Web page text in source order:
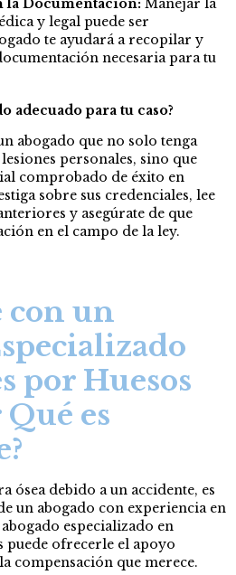
la Documentación: Manejar la
y legal puede ser
te ayudará a recopilar y
necesaria para tu
adecuado para tu caso?
abogado que no solo tenga
personales, sino que
comprobado de éxito en
sobre sus credenciales, lee
y asegúrate de que
en el campo de la ley.
con un
por Huesos
Qué es
ósea debido a un accidente, es
un abogado con experiencia en
especializado en
puede ofrecerle el apoyo
compensación que merece.